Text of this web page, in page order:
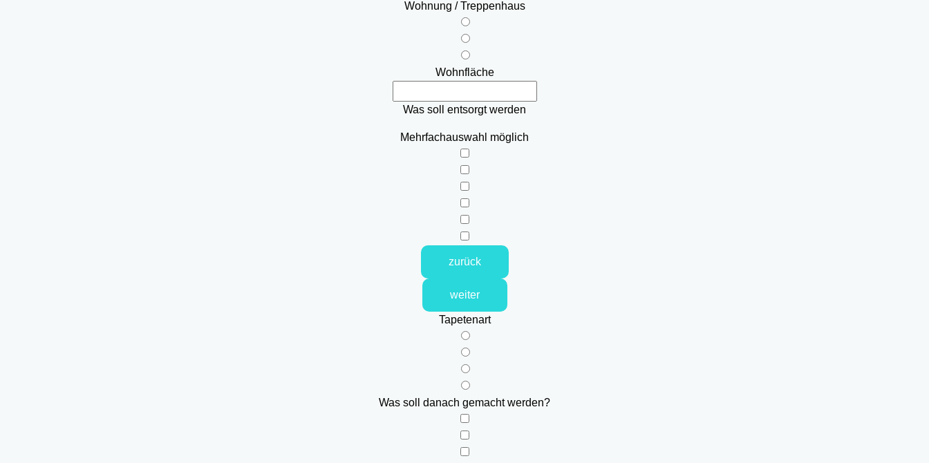
Wohnung / Treppenhaus
Wohnfläche
Was soll entsorgt werden
Mehrfachauswahl möglich
zurück
weiter
Tapetenart
Was soll danach gemacht werden?